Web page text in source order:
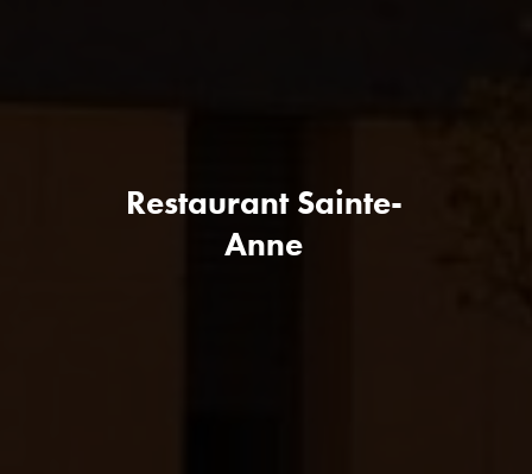
Restaurant Sainte-
Anne